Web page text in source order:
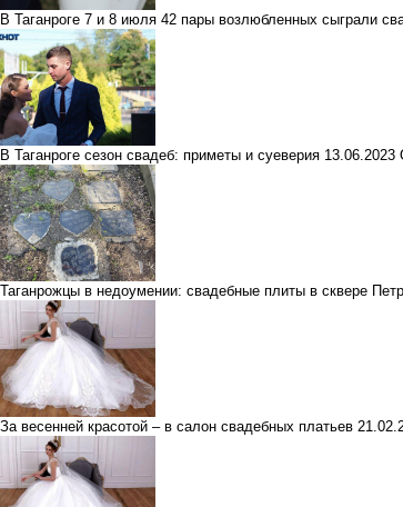
В Таганроге 7 и 8 июля 42 пары возлюбленных сыграли
В Таганроге сезон свадеб: приметы и суеверия 13.06.2023
Таганрожцы в недоумении: свадебные плиты в сквере
За весенней красотой – в салон свадебных платьев